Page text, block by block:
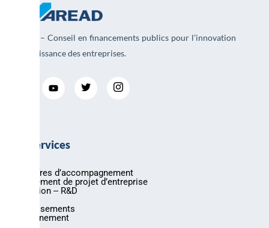
AREAD – Conseil en financements publics pour l’innovation
et la croissance des entreprises.
Nos services
Nos offres d’accompagnement
Financement de projet d’entreprise
Innovation -- R&D
Investissements
Environnement